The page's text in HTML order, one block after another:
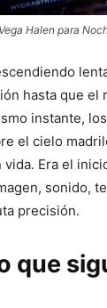
Halen para
hasta que el
instante,
el cielo
vida. Era el
sonido,
precisión.
que